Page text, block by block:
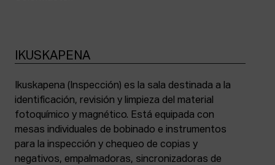
IKUSKAPENA
Ikuskapena (Inspección) es la sala destinada a la
identificación, revisión y limpieza del material
fotoquímico y magnético. Está equipada con
mesas individuales de bobinado e instrumentos
para la inspección y chequeo de copias y
negativos, empalmadoras, sincronizadoras de